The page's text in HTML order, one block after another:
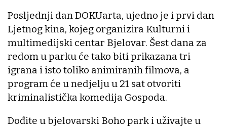
Posljednji dan DOKUarta, ujedno je i prvi dan
Ljetnog kina, kojeg organizira Kulturni i
multimedijski centar Bjelovar. Šest dana za
redom u parku će tako biti prikazana tri
igrana i isto toliko animiranih filmova, a
program će u nedjelju u 21 sat otvoriti
kriminalistička komedija Gospoda.
Dođite u bjelovarski Boho park i uživajte u